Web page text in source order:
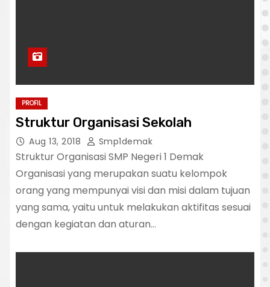
PROFIL
Struktur Organisasi Sekolah
Aug 13, 2018 Smp1demak
Struktur Organisasi SMP Negeri 1 Demak
Organisasi yang merupakan suatu kelompok
orang yang mempunyai visi dan misi dalam tujuan
yang sama, yaitu untuk melakukan aktifitas sesuai
dengan kegiatan dan aturan…